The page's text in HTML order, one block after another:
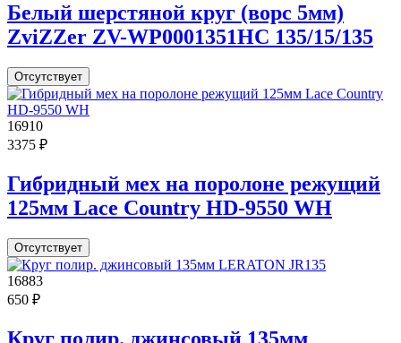
Белый шерстяной круг (ворс 5мм)
ZviZZer ZV-WP0001351HC 135/15/135
Отсутствует
16910
3375 ₽
Гибридный мех на поролоне режущий
125мм Lace Country HD-9550 WH
Отсутствует
16883
650 ₽